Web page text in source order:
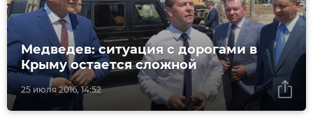
25 июля 2016, 14:52
Медведев: ситуация с дорогами в
Крыму остается сложной